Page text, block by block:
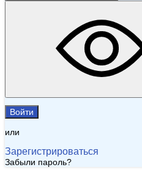
Войти
или
Зарегистрироваться
Забыли пароль?